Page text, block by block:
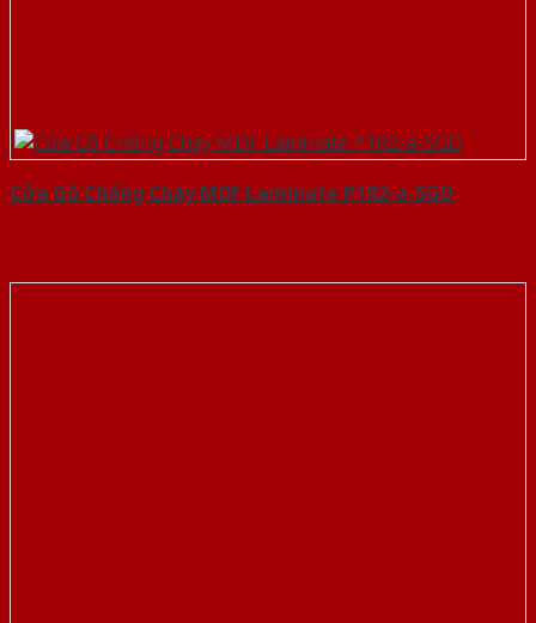
Cửa Gỗ Chống Cháy MDF Laminate P1R2-a-SGD